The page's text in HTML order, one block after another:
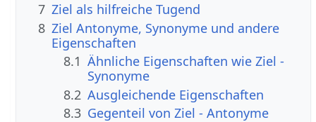
7 Ziel als hilfreiche Tugend
8 Ziel Antonyme, Synonyme und andere
Eigenschaften
8.1 Ähnliche Eigenschaften wie Ziel -
Synonyme
8.2 Ausgleichende Eigenschaften
8.3 Gegenteil von Ziel - Antonyme